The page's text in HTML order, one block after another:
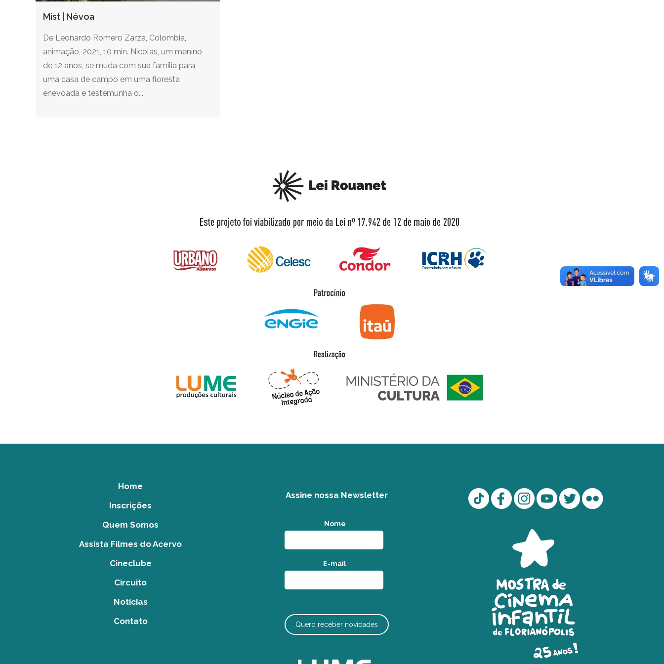
Mist | Névoa
De Leonardo Romero Zarza, Colombia,
animação, 2021, 10 min. Nicolas, um menino
de 12 anos, se muda com sua família para
uma casa de campo em uma floresta
enevoada e testemunha o...
Home
Inscrições
Quem Somos
Assista Filmes do Acervo
Cineclube
Circuito
Notícias
Contato
Assine nossa Newsletter
Nome *
E-mail *
Quero receber novidades